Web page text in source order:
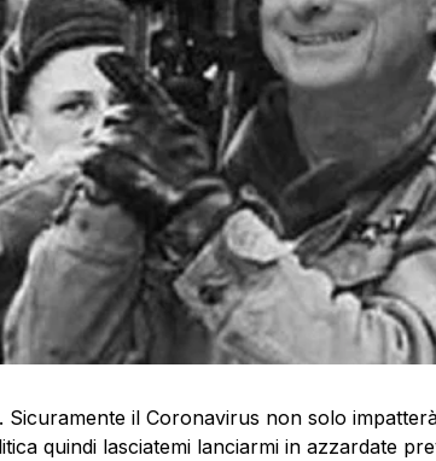
Sicuramente il Coronavirus non solo
quindi lasciatemi lanciarmi in azzardate